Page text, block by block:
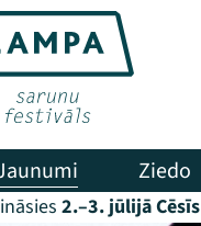
Ziedo
2.–3. jūlijā Cēsīs